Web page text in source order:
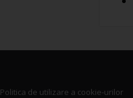
Politica de utilizare a cookie-urilor